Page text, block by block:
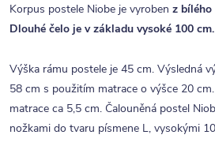
Korpus postele Niobe je vyroben z
Dlouhé čelo je v základu vysoké 100 cm.
Výška rámu postele je 45 cm. Výsledná
58 cm s použitím matrace o výšce 20
matrace ca 5,5 cm. Čalouněná postel
nožkami do tvaru písmene L, vysokými